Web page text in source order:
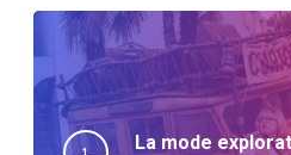
La mode